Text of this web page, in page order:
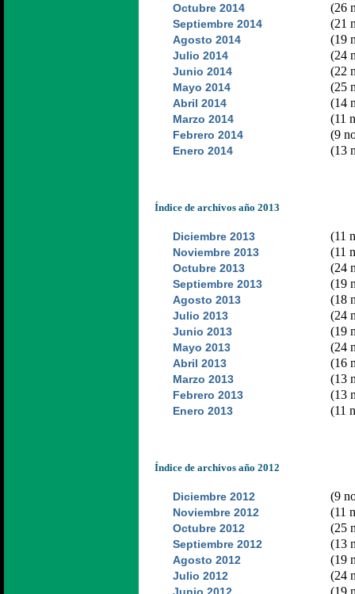
Octubre 2014 (26
Septiembre 2014 (21
Agosto 2014 (19
Julio 2014 (24
Junio 2014 (22
Mayo 2014 (25
Abril 2014 (14
Marzo 2014 (11
Febrero 2014 (9
Enero 2014 (13
Índice de archivos año 2013
Diciembre 2013 (11
Noviembre 2013 (11
Octubre 2013 (24
Septiembre 2013 (19
Agosto 2013 (18
Julio 2013 (24
Junio 2013 (19
Mayo 2013 (24
Abril 2013 (16
Marzo 2013 (13
Febrero 2013 (13
Enero 2013 (11
Índice de archivos año 2012
Diciembre 2012 (9
Noviembre 2012 (11
Octubre 2012 (25
Septiembre 2012 (13
Agosto 2012 (19
Julio 2012 (24
(19